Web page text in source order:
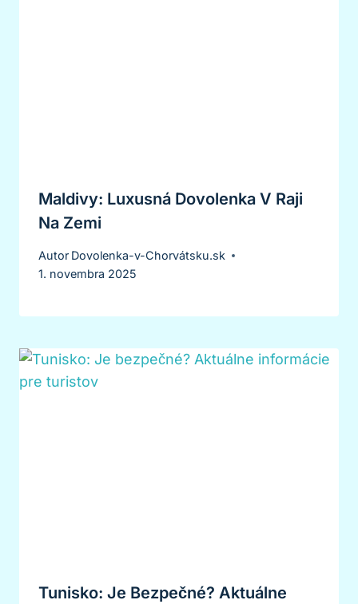
Maldivy: Luxusná Dovolenka V Raji
Na Zemi
Autor Dovolenka-v-Chorvátsku.sk
1. novembra 2025
Tunisko: Je Bezpečné? Aktuálne